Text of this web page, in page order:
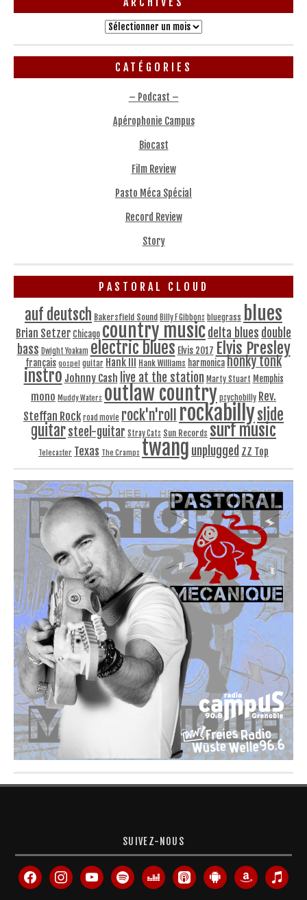
Archives
CATÉGORIES
– Podcast –
Apérophonie Campus
Biocast
Film Review
Pasto Méca Spécial
Record Review
Story
PASTORAL CLOUD
auf deutsch Bakersfield Sound Billy F Gibbons bluegrass blues
Brian Setzer Chicago country musicdelta blues double
bass Dwight Yoakam electric blues Elvis 2017 Elvis Presley
français gospel guitar Hank III Hank Williams harmonicahonky tonk
instro Johnny Cash live at the station Marty Stuart Memphis
mono Muddy Waters outlaw country psychobilly Rev.
Steffan Rock road movie rock'n'roll rockabillyslide
guitarsteel-guitar Stray Cats Sun Records surf music
Telecaster Texas The Cramps twang unplugged ZZ Top
SUIVEZ-NOUS
facebookinstagramyoutube spotify deezer
apple-
podcasts
android amazon itunes